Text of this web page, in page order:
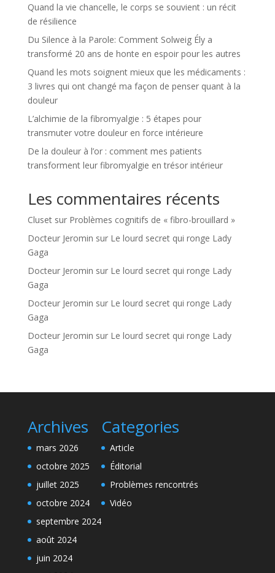
Quand la vie chancelle, le corps se souvient : un récit
de résilience
Du Silence à la Parole: Comment Solweig Ély a
transformé 20 ans de honte en espoir pour les autres
Quand les mots soignent mieux que les médicaments :
3 livres qui ont changé ma façon de penser quant à la
douleur
L’alchimie de la fibromyalgie : 5 étapes pour
transmuter votre douleur en force intérieure
De la douleur à l’or : comment mes patients
transforment leur fibromyalgie en trésor intérieur
Les commentaires récents
Clusetsur Problèmes cognitifs de « fibro-brouillard »
Docteur Jeromin sur Le lourd secret qui ronge Lady
Gaga
Docteur Jeromin sur Le lourd secret qui ronge Lady
Gaga
Docteur Jeromin sur Le lourd secret qui ronge Lady
Gaga
Docteur Jeromin sur Le lourd secret qui ronge Lady
Gaga
Archives
mars 2026
octobre 2025
juillet 2025
octobre 2024
septembre 2024
août 2024
juin 2024
Categories
Article
Éditorial
Problèmes rencontrés
Vidéo